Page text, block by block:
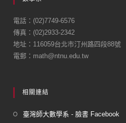
b
o
o
k
電話：(02)7749-6576
傳真：(02)2933-2342
地址：116059台北市汀州路四段88號
電郵：math@ntnu.edu.tw
相關連結
臺灣師大數學系 - 臉書 Facebook